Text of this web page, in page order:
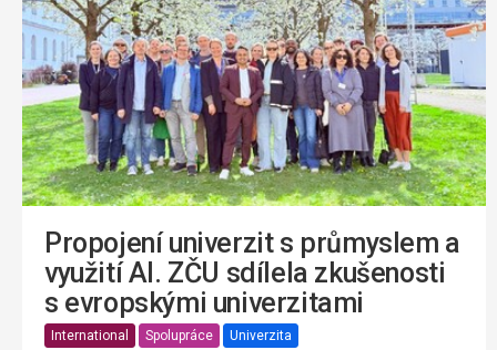
Propojení univerzit s průmyslem a
využití AI. ZČU sdílela zkušenosti
s evropskými univerzitami
International Spolupráce Univerzita